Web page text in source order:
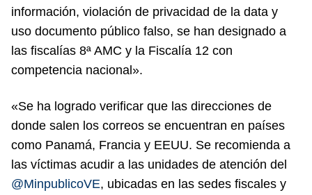
información, violación de privacidad de la data y
uso documento público falso, se han designado a
las fiscalías 8ª AMC y la Fiscalía 12 con
competencia nacional».
«Se ha logrado verificar que las direcciones de
donde salen los correos se encuentran en países
como Panamá, Francia y EEUU. Se recomienda a
las víctimas acudir a las unidades de atención del
@MinpublicoVE, ubicadas en las sedes fiscales y